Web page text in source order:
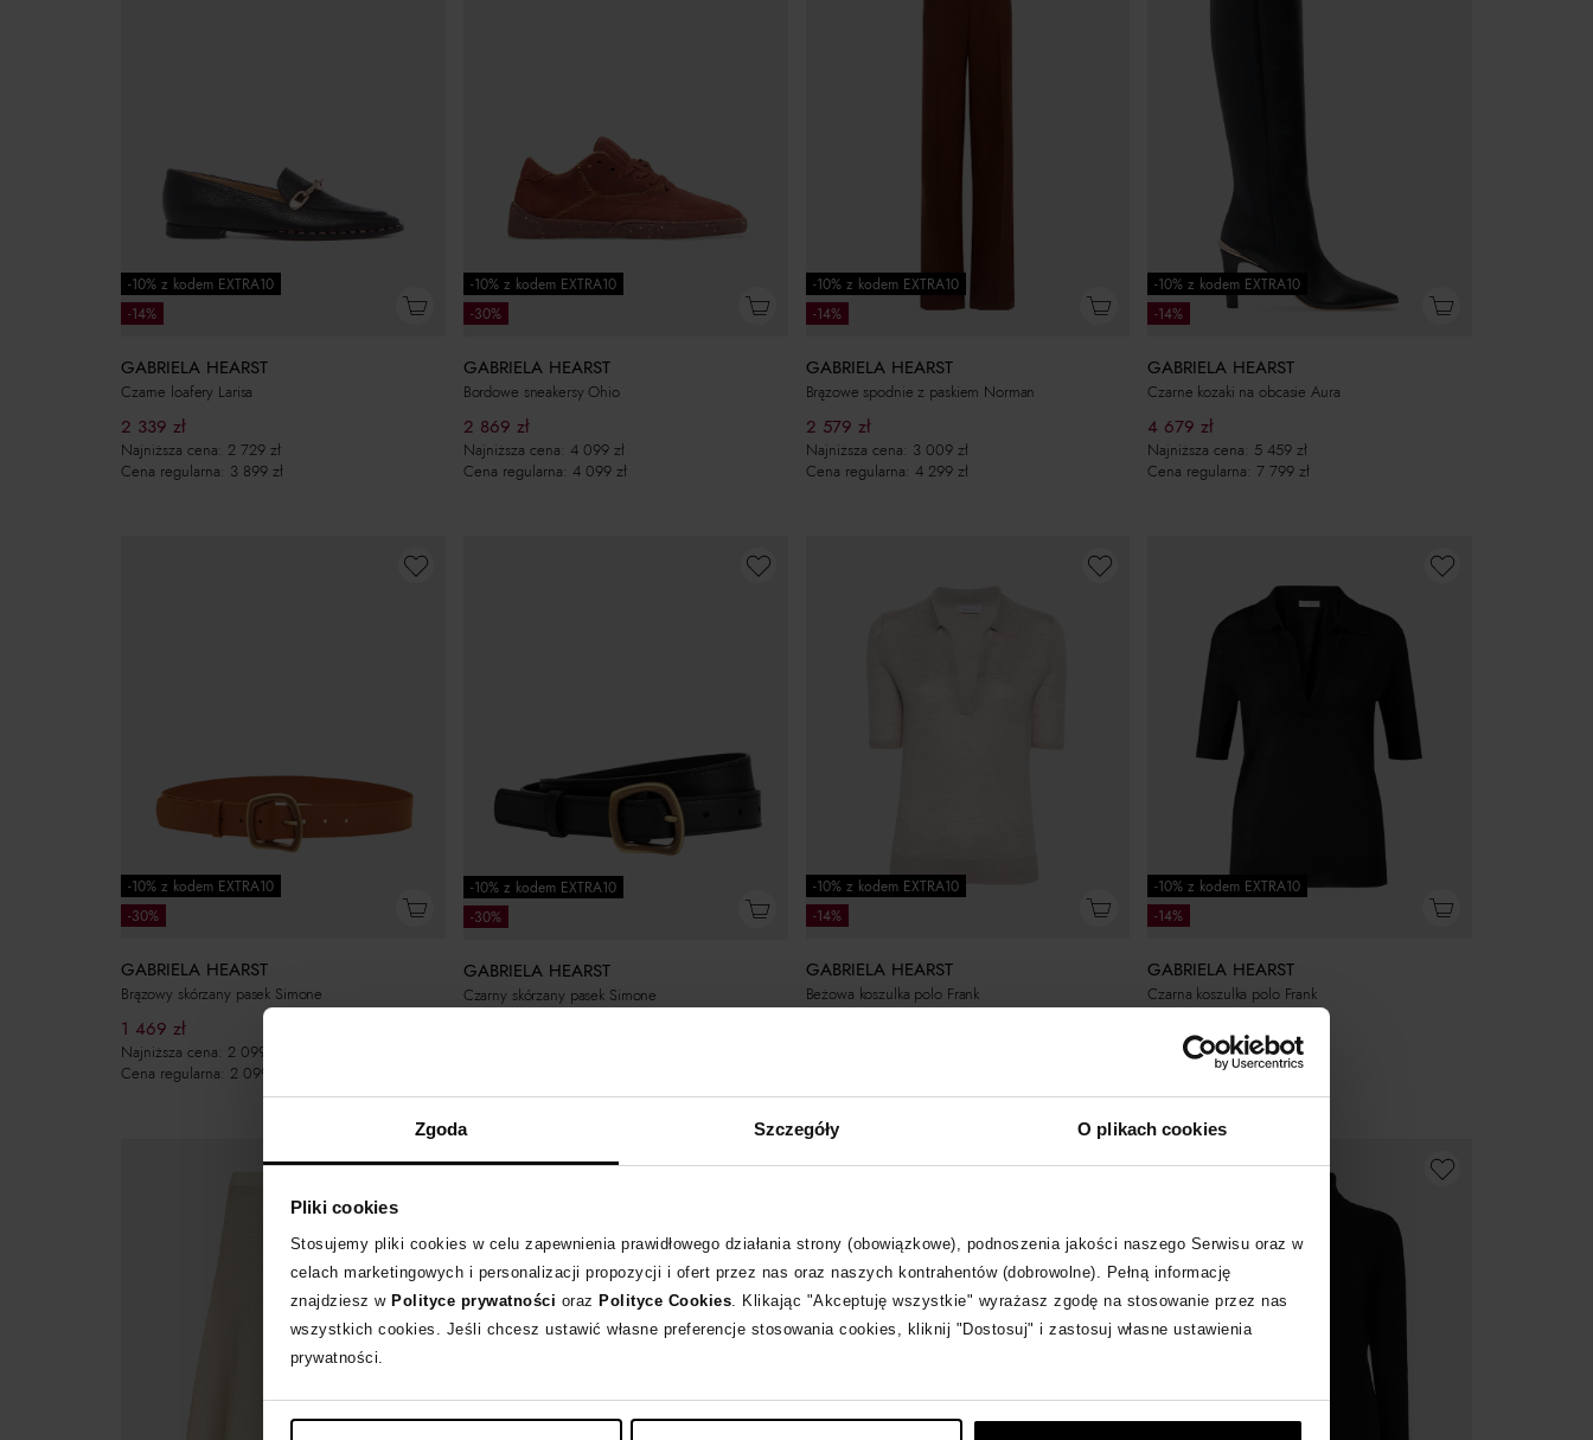
Zgoda Szczegóły O plikach cookies
Pliki cookies
Stosujemy pliki cookies w celu zapewnienia prawidłowego działania strony (obowiązkowe), podnoszenia jakości naszego Serwisu oraz w
celach marketingowych i personalizacji propozycji i ofert przez nas oraz naszych kontrahentów (dobrowolne). Pełną informację
znajdziesz w Polityce prywatności oraz Polityce Cookies. Klikając "Akceptuję wszystkie" wyrażasz zgodę na stosowanie przez nas
wszystkich cookies. Jeśli chcesz ustawić własne preferencje stosowania cookies, kliknij "Dostosuj" i zastosuj własne ustawienia
prywatności.
-10% z kodem EXTRA10
-14%
GABRIELA HEARST
Czarne loafery Larisa
2 339 zł
Najniższa cena: 2 729 zł
Cena regularna: 3 899 zł
-10% z kodem EXTRA10
-30%
GABRIELA HEARST
Bordowe sneakersy Ohio
2 869 zł
Najniższa cena: 4 099 zł
Cena regularna: 4 099 zł
-10% z kodem EXTRA10
-14%
GABRIELA HEARST
Brązowe spodnie z paskiem Norman
2 579 zł
Najniższa cena: 3 009 zł
Cena regularna: 4 299 zł
-10% z kodem EXTRA10
-14%
GABRIELA HEARST
Czarne kozaki na obcasie Aura
4 679zł
Najniższa cena: 5 459zł
Cena regularna:7 799zł
-10% z kodem EXTRA10
-30%
GABRIELA HEARST
Brązowy skórzany pasek Simone
1 469 zł
Najniższa cena: 2 099
Cena regularna: 2 099
-10% z kodem EXTRA10
-30%
GABRIELA HEARST
Czarny skórzany pasek Simone
-10% z kodem EXTRA10
-14%
GABRIELA HEARST
Beżowa koszulka polo Frank
-10% z kodem EXTRA10
-14%
GABRIELA HEARST
Czarna koszulka polo Frank
1 559zł
Najniższa cena:1 819zł
Cena regularna:2 599zł